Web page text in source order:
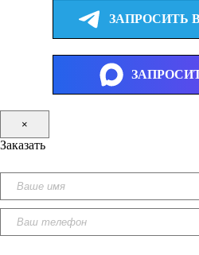
ЗАПРОСИТЬ В
×
Заказать